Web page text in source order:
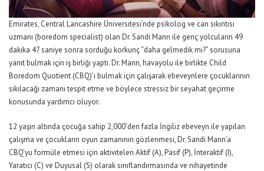
Emirates, Central Lancashire Üniversitesi’nde psikolog ve can sıkıntısı
uzmanı (boredom specialist) olan Dr. Sandi Mann ile genç yolcuların 49
dakika 47 saniye sonra sorduğu korkunç “daha gelmedik mi?” sorusuna
yanıt bulmak için iş birliği yaptı. Dr. Mann, havayolu ile birlikte Child
Boredom Quotient (CBQ)’ı bulmak için çalışarak ebeveynlere çocuklarının
sıkılacağı zamanı tespit etme ve böylece stressiz bir seyahat geçirme
konusunda yardımcı oluyor.
12 yaşın altında çocuğa sahip 2,000’den fazla İngiliz ebeveyn ile yapılan
çalışma ve çocukların oyun zamanının gözlenmesi, Dr. Sandi Mann’a
CBQ’yu formüle etmesi için aktiviteleri Aktif (A), Pasif (P), İnteraktif (I),
Yaratıcı (C) ve Duyusal (S) olarak sınıflandırmasında ve nihayetinde